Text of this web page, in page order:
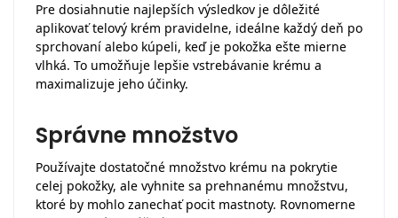
Pre dosiahnutie najlepších výsledkov je dôležité
aplikovať telový krém pravidelne, ideálne každý deň po
sprchovaní alebo kúpeli, keď je pokožka ešte mierne
vlhká. To umožňuje lepšie vstrebávanie krému a
maximalizuje jeho účinky.
Správne množstvo
Používajte dostatočné množstvo krému na pokrytie
celej pokožky, ale vyhnite sa prehnanému množstvu,
ktoré by mohlo zanechať pocit mastnoty. Rovnomerne